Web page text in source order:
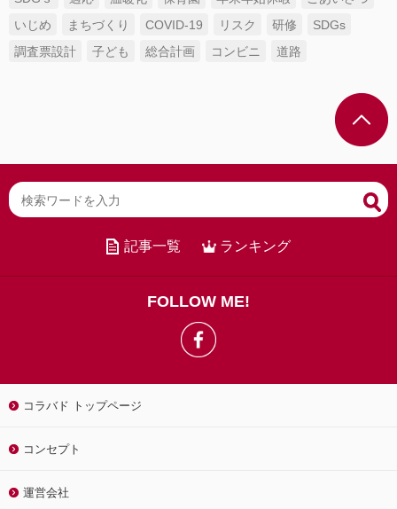
いじめ
まちづくり COVID-19 リスク 研修
SDGs
調査票設計
子ども 総合計画 コンビニ 道路
記事一覧 ランキング
FOLLOW ME!
コラバド トップページ
コンセプト
運営会社